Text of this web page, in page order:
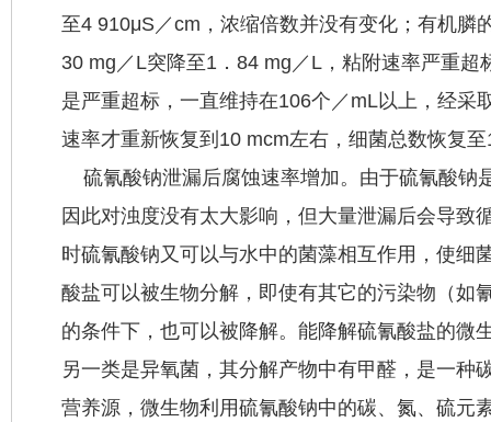
至4 910μS／cm，浓缩倍数并没有变化；有机膦
30 mg／L突降至1．84 mg／L，粘附速率严重超
是严重超标，一直维持在106个／mL以上，经采
速率才重新恢复到10 mcm左右，细菌总数恢复
硫氰酸钠泄漏后腐蚀速率增加。由于硫氰酸钠
因此对浊度没有太大影响，但大量泄漏后会导致
时硫氰酸钠又可以与水中的菌藻相互作用，使细
酸盐可以被生物分解，即使有其它的污染物（如
的条件下，也可以被降解。能降解硫氰酸盐的微
另一类是异氧菌，其分解产物中有甲醛，是一种
营养源，微生物利用硫氰酸钠中的碳、氮、硫元